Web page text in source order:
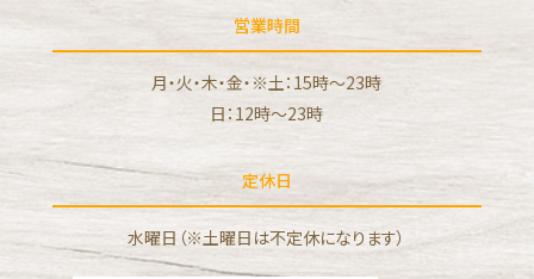
営業時間
月・火・木・金・※土：15時～23時
日：12時〜23時
定休日
水曜日（※土曜日は不定休になります）